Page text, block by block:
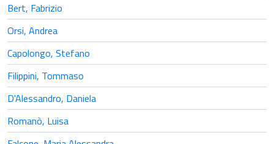
Bert, Fabrizio
Orsi, Andrea
Capolongo, Stefano
Filippini, Tommaso
D'Alessandro, Daniela
Romanò, Luisa